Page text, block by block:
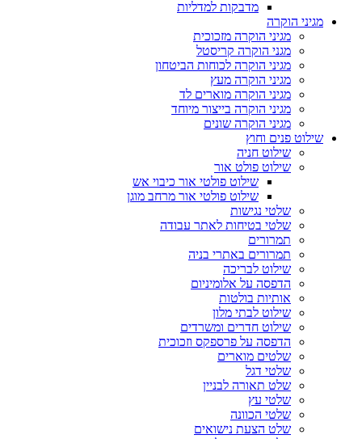
מדבקות למדליות
מגיני הוקרה
מגיני הוקרה מזכוכית
מגני הוקרה קריסטל
מגיני הוקרה לכוחות הביטחון
מגיני הוקרה מעץ
מגיני הוקרה מוארים לד
מגיני הוקרה בייצור מיוחד
מגיני הוקרה שונים
שילוט פנים וחוץ
שילוט חניה
שילוט פולט אור
שילוט פולטי אור כיבוי אש
שילוט פולטי אור מרחב מוגן
שלטי נגישות
שלטי בטיחות לאתר עבודה
תמרורים
תמרורים באתרי בניה
שילוט לבריכה
הדפסה על אלומיניום
אותיות בולטות
שילוט לבתי מלון
שילוט חדרים ומשרדים
הדפסה על פרספקס וזכוכית
שלטים מוארים
שלטי דגל
שלט תאורה לבניין
שלטי עץ
שלטי הכוונה
שלט הצעת נישואים